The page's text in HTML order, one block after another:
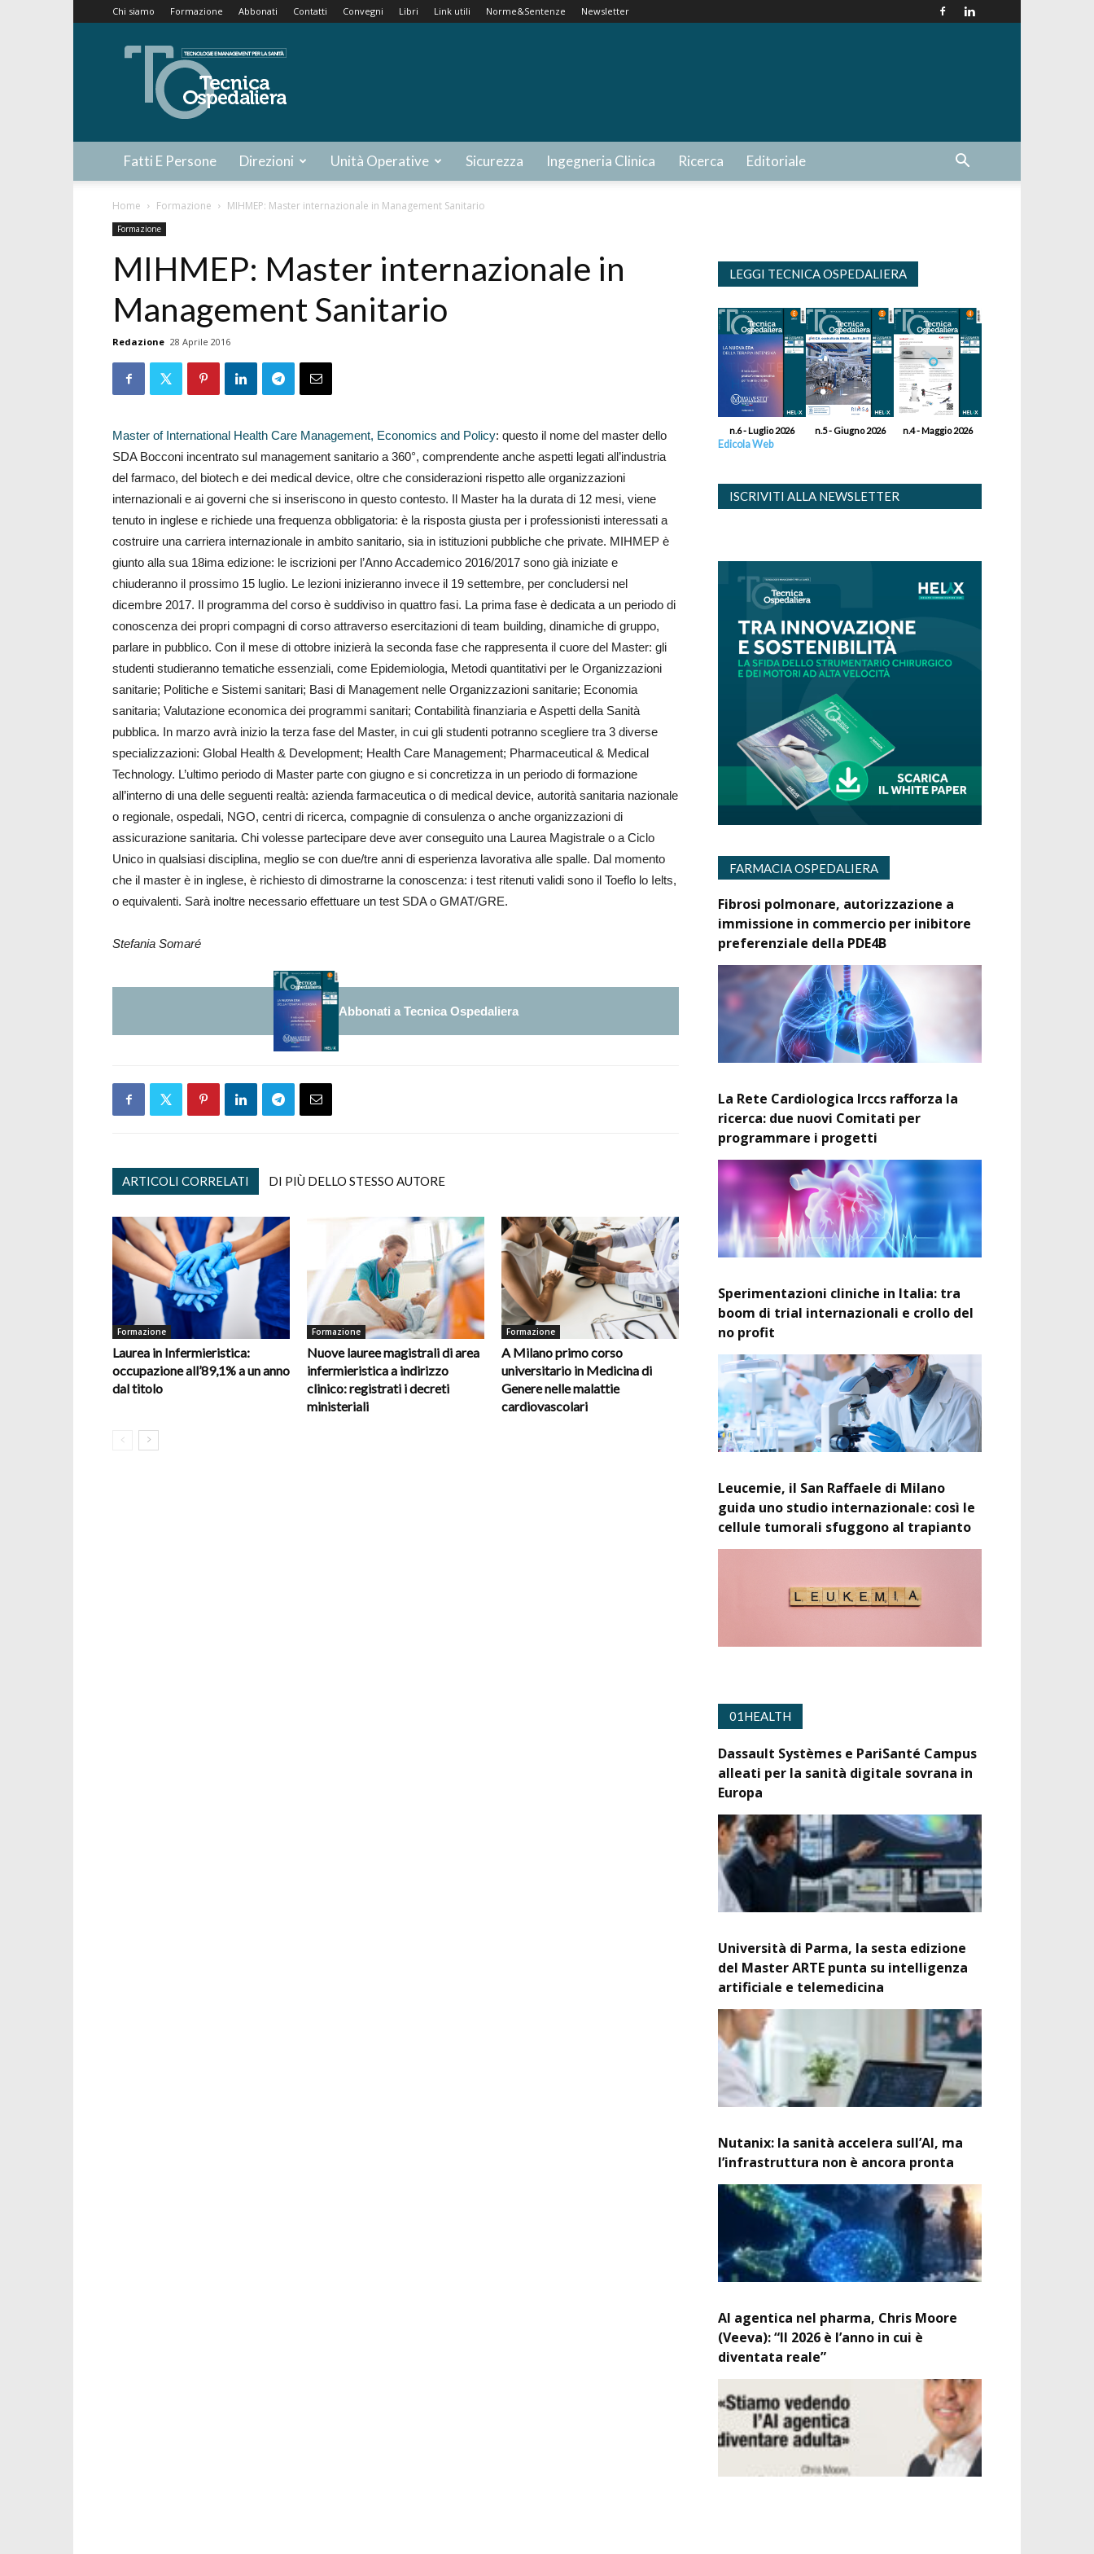
Chi siamo Formazione Abbonati Contatti Convegni Libri Link utili Norme&Sentenze Newsletter
Tecnica
Ospedaliera
Fatti E Persone Direzioni Unità Operative Sicurezza Ingegneria Clinica Ricerca Editoriale
Home Formazione MIHMEP: Master internazionale in Management Sanitario
Formazione
MIHMEP: Master internazionale in
Management Sanitario
Redazione 28 Aprile 2016
Master of International Health Care Management, Economics and Policy: questo il nome del master dello
SDA Bocconi incentrato sul management sanitario a 360°, comprendente anche aspetti legati all’industria
del farmaco, del biotech e dei medical device, oltre che considerazioni rispetto alle organizzazioni
internazionali e ai governi che si inseriscono in questo contesto. Il Master ha la durata di 12 mesi, viene
tenuto in inglese e richiede una frequenza obbligatoria: è la risposta giusta per i professionisti interessati a
costruire una carriera internazionale in ambito sanitario, sia in istituzioni pubbliche che private. MIHMEP è
giunto alla sua 18ima edizione: le iscrizioni per l’Anno Accademico 2016/2017 sono già iniziate e
chiuderanno il prossimo 15 luglio. Le lezioni inizieranno invece il 19 settembre, per concludersi nel
dicembre 2017. Il programma del corso è suddiviso in quattro fasi. La prima fase è dedicata a un periodo di
conoscenza dei propri compagni di corso attraverso esercitazioni di team building, dinamiche di gruppo,
parlare in pubblico. Con il mese di ottobre inizierà la seconda fase che rappresenta il cuore del Master: gli
studenti studieranno tematiche essenziali, come Epidemiologia, Metodi quantitativi per le Organizzazioni
sanitarie; Politiche e Sistemi sanitari; Basi di Management nelle Organizzazioni sanitarie; Economia
sanitaria; Valutazione economica dei programmi sanitari; Contabilità finanziaria e Aspetti della Sanità
pubblica. In marzo avrà inizio la terza fase del Master, in cui gli studenti potranno scegliere tra 3 diverse
specializzazioni: Global Health & Development; Health Care Management; Pharmaceutical & Medical
Technology. L’ultimo periodo di Master parte con giugno e si concretizza in un periodo di formazione
all’interno di una delle seguenti realtà: azienda farmaceutica o di medical device, autorità sanitaria nazionale
o regionale, ospedali, NGO, centri di ricerca, compagnie di consulenza o anche organizzazioni di
assicurazione sanitaria. Chi volesse partecipare deve aver conseguito una Laurea Magistrale o a Ciclo
Unico in qualsiasi disciplina, meglio se con due/tre anni di esperienza lavorativa alle spalle. Dal momento
che il master è in inglese, è richiesto di dimostrarne la conoscenza: i test ritenuti validi sono il Toeflo lo Ielts,
o equivalenti. Sarà inoltre necessario effettuare un test SDA o GMAT/GRE.
Stefania Somaré
Abbonati a Tecnica Ospedaliera
ARTICOLI CORRELATI DI PIÙ DELLO STESSO AUTORE
Formazione
Laurea in Infermieristica:
occupazione all’89,1% a un anno
dal titolo
Formazione
Nuove lauree magistrali di area
infermieristica a indirizzo
clinico: registrati i decreti
ministeriali
Formazione
A Milano primo corso
universitario in Medicina di
Genere nelle malattie
cardiovascolari
LEGGI TECNICA OSPEDALIERA
n.6 - Luglio 2026 n.5 - Giugno 2026 n.4 - Maggio 2026
Edicola Web
ISCRIVITI ALLA NEWSLETTER
FARMACIA OSPEDALIERA
Fibrosi polmonare, autorizzazione a
immissione in commercio per inibitore
preferenziale della PDE4B
La Rete Cardiologica Irccs rafforza la
ricerca: due nuovi Comitati per
programmare i progetti
Sperimentazioni cliniche in Italia: tra
boom di trial internazionali e crollo del
no profit
Leucemie, il San Raffaele di Milano
guida uno studio internazionale: così le
cellule tumorali sfuggono al trapianto
01HEALTH
Dassault Systèmes e PariSanté Campus
alleati per la sanità digitale sovrana in
Europa
Università di Parma, la sesta edizione
del Master ARTE punta su intelligenza
artificiale e telemedicina
Nutanix: la sanità accelera sull’AI, ma
l’infrastruttura non è ancora pronta
AI agentica nel pharma, Chris Moore
(Veeva): “Il 2026 è l’anno in cui è
diventata reale”